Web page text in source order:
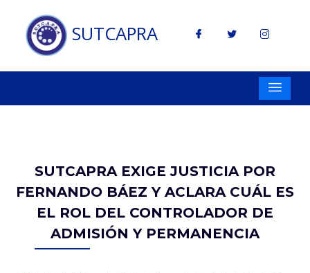
SUTCAPRA
SUTCAPRA EXIGE JUSTICIA POR
FERNANDO BÁEZ Y ACLARA CUÁL ES
EL ROL DEL CONTROLADOR DE
ADMISIÓN Y PERMANENCIA